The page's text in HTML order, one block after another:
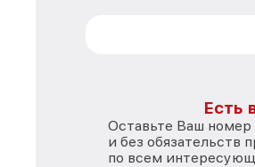
Есть
Оставьте Ваш номер
и без обязательств
по всем